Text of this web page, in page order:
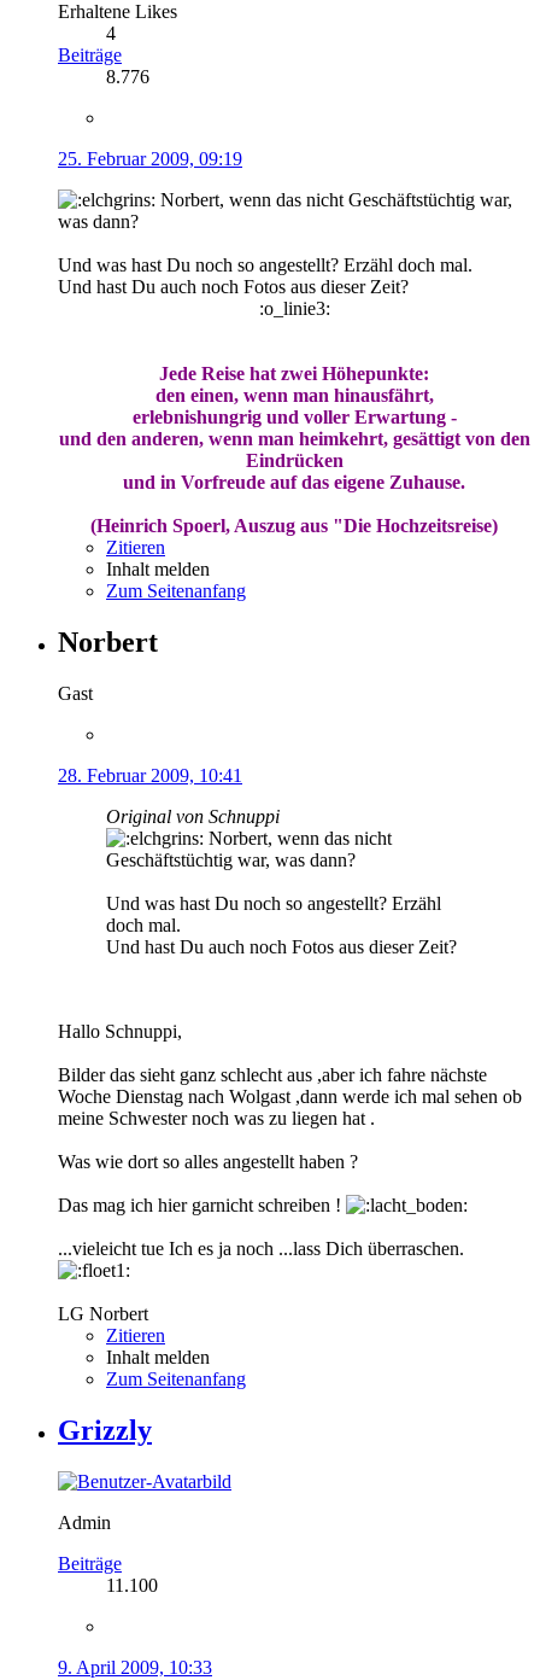
Erhaltene Likes
4
Beiträge
8.776
25. Februar 2009, 09:19
Norbert, wenn das nicht Geschäftstüchtig war,
was dann?
Und was hast Du noch so angestellt? Erzähl doch mal.
Und hast Du auch noch Fotos aus dieser Zeit?
:o_linie3:
Jede Reise hat zwei Höhepunkte:
den einen, wenn man hinausfährt,
erlebnishungrig und voller Erwartung -
und den anderen, wenn man heimkehrt, gesättigt von den
Eindrücken
und in Vorfreude auf das eigene Zuhause.
(Heinrich Spoerl, Auszug aus "Die Hochzeitsreise)
Zitieren
Inhalt melden
Zum Seitenanfang
Norbert
Gast
28. Februar 2009, 10:41
Original von Schnuppi
Norbert, wenn das nicht
Geschäftstüchtig war, was dann?
Und was hast Du noch so angestellt? Erzähl
doch mal.
Und hast Du auch noch Fotos aus dieser Zeit?
Hallo Schnuppi,
Bilder das sieht ganz schlecht aus ,aber ich fahre nächste
Woche Dienstag nach Wolgast ,dann werde ich mal sehen ob
meine Schwester noch was zu liegen hat .
Was wie dort so alles angestellt haben ?
Das mag ich hier garnicht schreiben !
...vieleicht tue Ich es ja noch ...lass Dich überraschen.
LG Norbert
Zitieren
Inhalt melden
Zum Seitenanfang
Grizzly
Admin
Beiträge
11.100
9. April 2009, 10:33